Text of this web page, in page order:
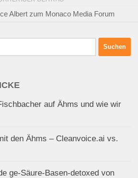
Albert zum Monaco Media Forum
auf Ähms und wie wir
den Ähms – Cleanvoice.ai vs.
ge-Säure-Basen-detoxed von